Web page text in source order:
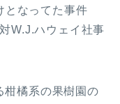
となってた事件
対W.J.ハウェイ社事
柑橘系の果樹園の